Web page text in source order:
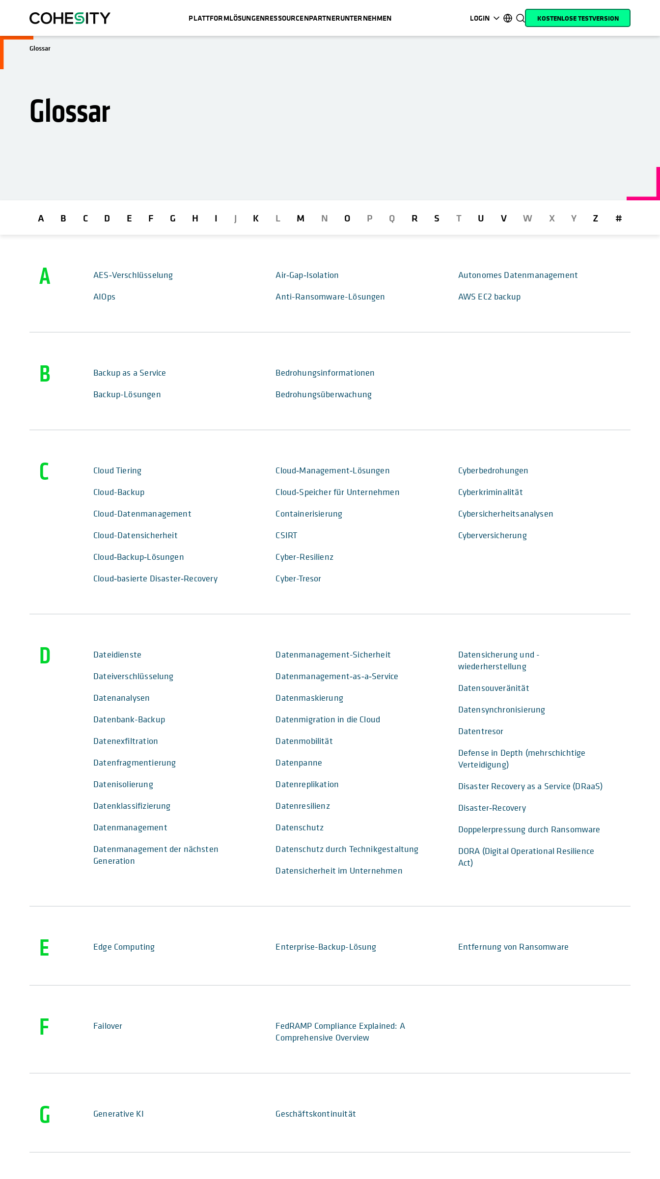
PLATTFORMLÖSUNGENRESSOURCENPARTNERUNTERNEHMEN LOGIN
wird in einer neuen Registerkarte
wird in einer neuen Registerkarte geöffnet
wird in einer neuen Registerkarte geöffnet
wird in einer neuen Registerkarte geöffnet
wird in einer neuen Registerkarte geöffnet
wird in einer neuen Registerkarte geöffnet
wird in einer neuen
wird in einer neuen Registerkarte geöffnet
KOSTENLOSE TESTVERSION
Glossar
Glossar
A B C D E F G H I J K L M N O P Q R S T U V W X Y Z #
A
AES‑Verschlüsselung
AIOps
Air‑Gap‑Isolation
Anti-Ransomware-Lösungen
Autonomes Datenmanagement
AWS EC2 backup
B
Backup as a Service
Backup-Lösungen
Bedrohungsinformationen
Bedrohungsüberwachung
C
Cloud Tiering
Cloud-Backup
Cloud-Datenmanagement
Cloud-Datensicherheit
Cloud‑Backup‑Lösungen
Cloud‑basierte Disaster‑Recovery
Cloud‑Management‑Lösungen
Cloud‑Speicher für Unternehmen
Containerisierung
CSIRT
Cyber-Resilienz
Cyber-Tresor
Cyberbedrohungen
Cyberkriminalität
Cybersicherheitsanalysen
Cyberversicherung
D
Dateidienste
Dateiverschlüsselung
Datenanalysen
Datenbank-Backup
Datenexfiltration
Datenfragmentierung
Datenisolierung
Datenklassifizierung
Datenmanagement
Datenmanagement der nächsten
Generation
Datenmanagement-Sicherheit
Datenmanagement‑as‑a‑Service
Datenmaskierung
Datenmigration in die Cloud
Datenmobilität
Datenpanne
Datenreplikation
Datenresilienz
Datenschutz
Datenschutz durch Technikgestaltung
Datensicherheit im Unternehmen
Datensicherung und -
wiederherstellung
Datensouveränität
Datensynchronisierung
Datentresor
Defense in Depth (mehrschichtige
Verteidigung)
Disaster Recovery as a Service (DRaaS)
Disaster‑Recovery
Doppelerpressung durch Ransomware
DORA (Digital Operational Resilience
Act)
E Edge Computing Enterprise-Backup-Lösung Entfernung von Ransomware
F Failover
FedRAMP Compliance Explained: A
Comprehensive Overview
G Generative KI Geschäftskontinuität